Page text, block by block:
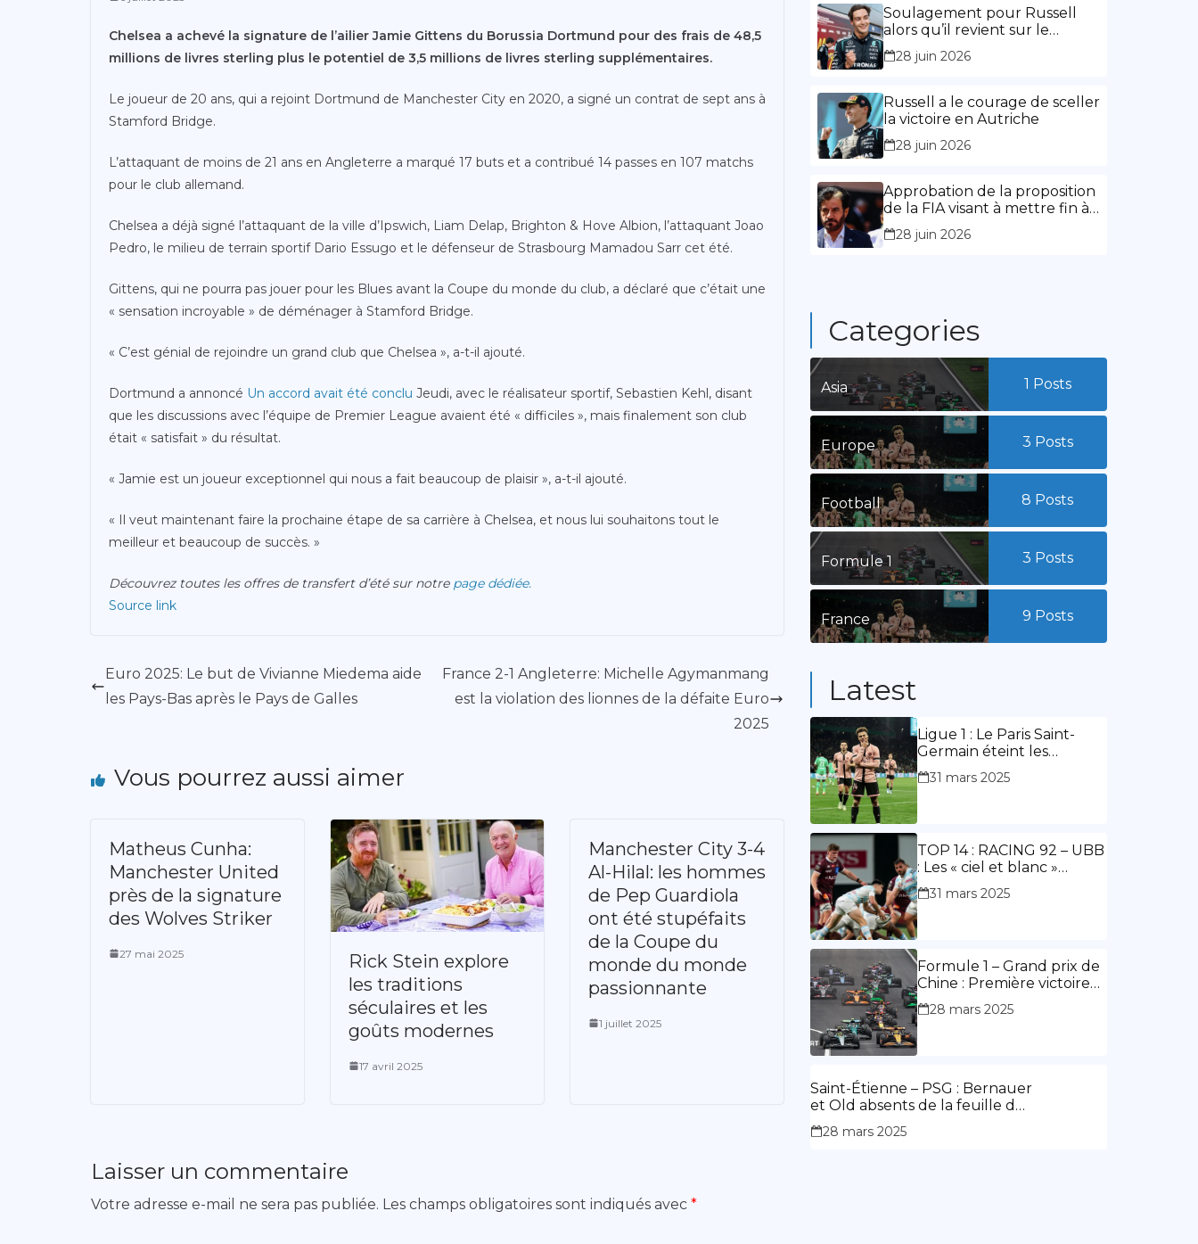
Chelsea a achevé la signature de l’ailier Jamie Gittens du Borussia Dortmund pour des frais de 48,5
millions de livres sterling plus le potentiel de 3,5 millions de livres sterling supplémentaires.
Le joueur de 20 ans, qui a rejoint Dortmund de Manchester City en 2020, a signé un contrat de sept ans à
Stamford Bridge.
L’attaquant de moins de 21 ans en Angleterre a marqué 17 buts et a contribué 14 passes en 107 matchs
pour le club allemand.
Chelsea a déjà signé l’attaquant de la ville d’Ipswich, Liam Delap, Brighton & Hove Albion, l’attaquant Joao
Pedro, le milieu de terrain sportif Dario Essugo et le défenseur de Strasbourg Mamadou Sarr cet été.
Gittens, qui ne pourra pas jouer pour les Blues avant la Coupe du monde du club, a déclaré que c’était une
« sensation incroyable » de déménager à Stamford Bridge.
« C’est génial de rejoindre un grand club que Chelsea », a-t-il ajouté.
Dortmund a annoncé Un accord avait été conclu Jeudi, avec le réalisateur sportif, Sebastien Kehl, disant
que les discussions avec l’équipe de Premier League avaient été « difficiles », mais finalement son club
était « satisfait » du résultat.
« Jamie est un joueur exceptionnel qui nous a fait beaucoup de plaisir », a-t-il ajouté.
« Il veut maintenant faire la prochaine étape de sa carrière à Chelsea, et nous lui souhaitons tout le
meilleur et beaucoup de succès. »
Découvrez toutes les offres de transfert d’été sur notre page dédiée.
Source link
Euro 2025: Le but de Vivianne Miedema aide
les Pays-Bas après le Pays de Galles
France 2-1 Angleterre: Michelle Agymanmang
est la violation des lionnes de la défaite Euro
2025
Vous pourrez aussi aimer
Matheus Cunha:
Manchester United
près de la signature
des Wolves Striker
27 mai 2025
Rick Stein explore
les traditions
séculaires et les
goûts modernes
17 avril 2025
Manchester City 3-4
Al-Hilal: les hommes
de Pep Guardiola
ont été stupéfaits
de la Coupe du
monde du monde
passionnante
1 juillet 2025
Laisser un commentaire
Votre adresse e-mail ne sera pas publiée. Les champs obligatoires sont indiqués avec *
l’expérience »
Soulagement pour Russell
alors qu’il revient sur le
chemin de la victoire
28 juin 2026
Russell a le courage de sceller
la victoire en Autriche
28 juin 2026
Approbation de la proposition
de la FIA visant à mettre fin à
la limitation des mandats de
présidence
28 juin 2026
Categories
Asia 1 Posts
Europe 3 Posts
Football 8 Posts
Formule 1 3 Posts
France 9 Posts
Latest
Ligue 1 : Le Paris Saint-
Germain éteint les
lumières du stade
Geoffroy Guichard. Stassin
31 mars 2025
TOP 14 : RACING 92 – UBB
: Les « ciel et blanc »
renouent avec la victoire
31 mars 2025
Formule 1 – Grand prix de
Chine : Première victoire
d’Hamilton en Rouge,
l’Aston Martin d’Alonso fait
28 mars 2025
Saint-Étienne – PSG : Bernauer
et Old absents de la feuille de
match.
28 mars 2025